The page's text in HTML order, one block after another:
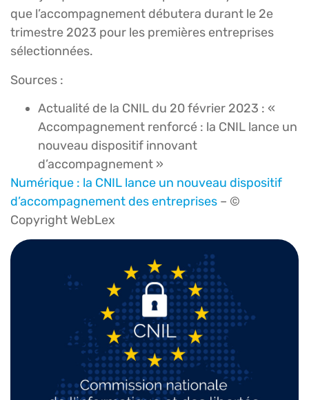
que l’accompagnement débutera durant le 2e
trimestre 2023 pour les premières entreprises
sélectionnées.
Sources :
Actualité de la CNIL du 20 février 2023 : «
Accompagnement renforcé : la CNIL lance un
nouveau dispositif innovant
d’accompagnement »
Numérique : la CNIL lance un nouveau dispositif
d’accompagnement des entreprises – ©
Copyright WebLex